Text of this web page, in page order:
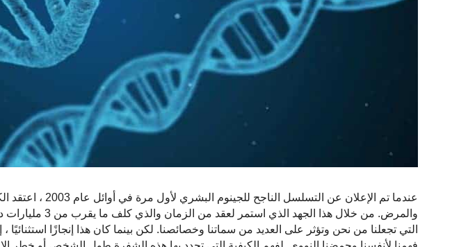
عندما تم الإعلان عن
والمرض. من خلال هذا
التي تجعلنا من نحن وتؤثر على العديد من سماتنا وخصائصنا. لكن بينما كان هذا إنجازًا استثنائيًا